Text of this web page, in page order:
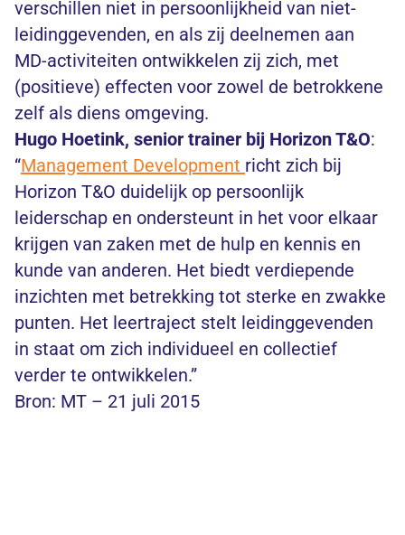
verschillen niet in persoonlijkheid van niet-
leidinggevenden, en als zij deelnemen aan
MD-activiteiten ontwikkelen zij zich, met
(positieve) effecten voor zowel de betrokkene
zelf als diens omgeving.
Hugo Hoetink, senior trainer bij Horizon T&O:
“Management Development richt zich bij
Horizon T&O duidelijk op persoonlijk
leiderschap en ondersteunt in het voor elkaar
krijgen van zaken met de hulp en kennis en
kunde van anderen. Het biedt verdiepende
inzichten met betrekking tot sterke en zwakke
punten. Het leertraject stelt leidinggevenden
in staat om zich individueel en collectief
verder te ontwikkelen.”
Bron: MT – 21 juli 2015